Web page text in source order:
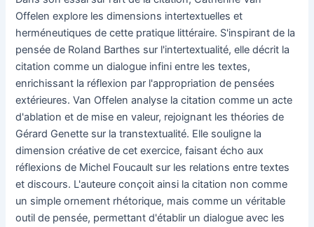
Offelen explore les dimensions intertextuelles et
herméneutiques de cette pratique littéraire. S'inspirant de la
pensée de Roland Barthes sur l'intertextualité, elle décrit la
citation comme un dialogue infini entre les textes,
enrichissant la réflexion par l'appropriation de pensées
extérieures. Van Offelen analyse la citation comme un acte
d'ablation et de mise en valeur, rejoignant les théories de
Gérard Genette sur la transtextualité. Elle souligne la
dimension créative de cet exercice, faisant écho aux
réflexions de Michel Foucault sur les relations entre textes
et discours. L'auteure conçoit ainsi la citation non comme
un simple ornement rhétorique, mais comme un véritable
outil de pensée, permettant d'établir un dialogue avec les